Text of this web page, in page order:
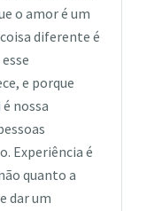
o amor é um
diferente é
e porque
nossa
Experiência é
quanto a
dar um